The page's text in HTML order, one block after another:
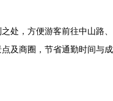
处，方便游客前往中山路、
及商圈，节省通勤时间与成